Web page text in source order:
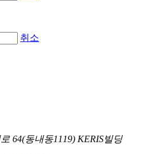
취소
64(동내동1119) KERIS빌딩